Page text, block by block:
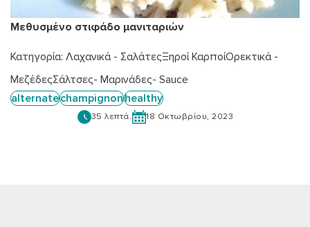
Μεθυσμένο στιφάδο μανιταριών
Κατηγορία: Λαχανικά - ΣαλάτεςΞηροί ΚαρποίΟρεκτικά -
ΜεζέδεςΣάλτσες- Μαρινάδες- Sauce
alternatechampignonhealthy
35 λεπτά. 18 Οκτωβρίου, 2023